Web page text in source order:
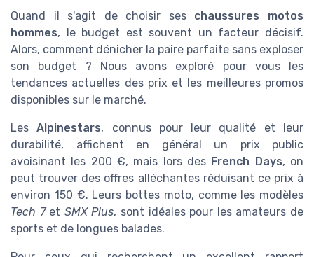
Quand il s'agit de choisir ses chaussures motos
hommes, le budget est souvent un facteur décisif.
Alors, comment dénicher la paire parfaite sans exploser
son budget ? Nous avons exploré pour vous les
tendances actuelles des prix et les meilleures promos
disponibles sur le marché.
LesAlpinestars, connus pour leur qualité et leur
durabilité, affichent en général un prix public
avoisinant les 200 €, mais lors des French Days, on
peut trouver des offres alléchantes réduisant ce prix à
environ 150 €. Leurs bottes moto, comme les modèles
Tech 7et SMX Plus, sont idéales pour les amateurs de
sports et de longues balades.